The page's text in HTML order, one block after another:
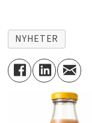
NYHETER